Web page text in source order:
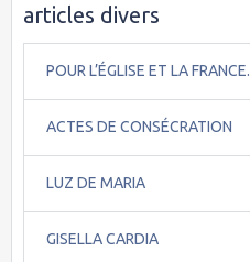
articles divers
POUR L’ÉGLISE ET LA FRANCE.
ACTES DE CONSÉCRATION
LUZ DE MARIA
GISELLA CARDIA